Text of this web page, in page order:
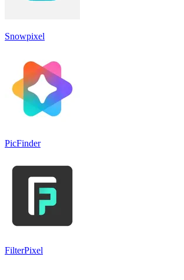
Snowpixel
PicFinder
FilterPixel